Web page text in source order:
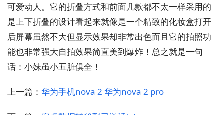
可爱动人。它的折叠方式和前面几款都不太一样采用的
是上下折叠的设计看起来就像是一个精致的化妆盒打开
后屏幕虽然不大但显示效果却非常出色而且它的拍照功
能也非常强大自拍效果简直美到爆炸！总之就是一句
话：小妹虽小五脏俱全！
上一篇： 华为手机nova 2 华为nova 2 pro